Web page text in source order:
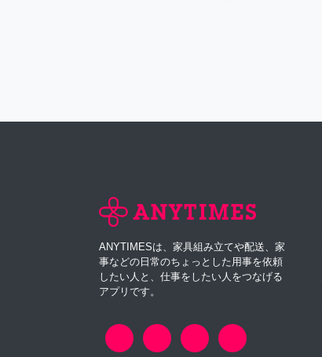
ANYTIMESは、家具組み立てや配送、家
事などの日常のちょっとした用事を依頼
したい人と、仕事をしたい人をつなげる
アプリです。